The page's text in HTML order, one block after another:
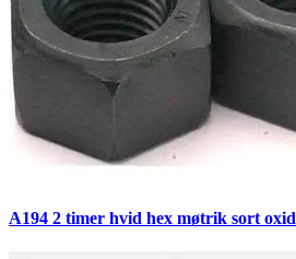
A194 2 timer hvid hex møtrik sort oxid